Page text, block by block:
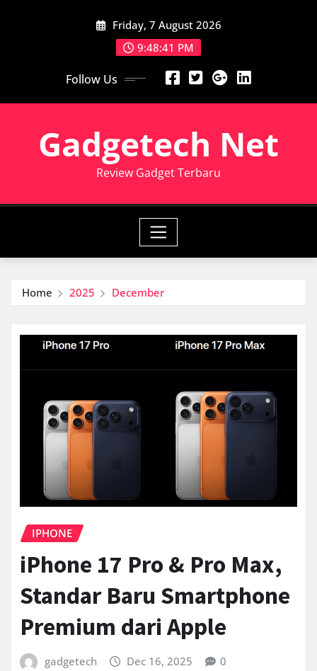
Friday, 7 August 2026
9:48:41 PM
Follow Us
Gadgetech Net
Review Gadget Terbaru
Home 2025 December
IPHONE
iPhone 17 Pro & Pro Max,
Standar Baru Smartphone
Premium dari Apple
gadgetech Dec 16, 2025 0